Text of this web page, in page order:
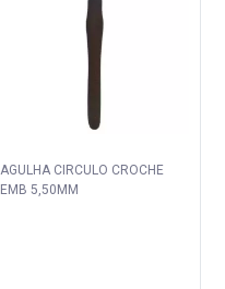
AGULHA CIRCULO CROCHE
EMB 5,50MM